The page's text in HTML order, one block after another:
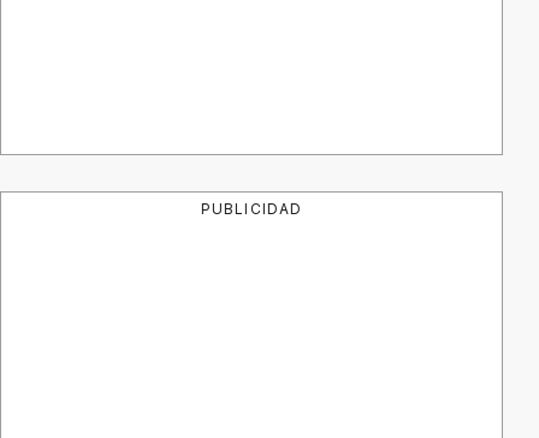
PUBLICIDAD